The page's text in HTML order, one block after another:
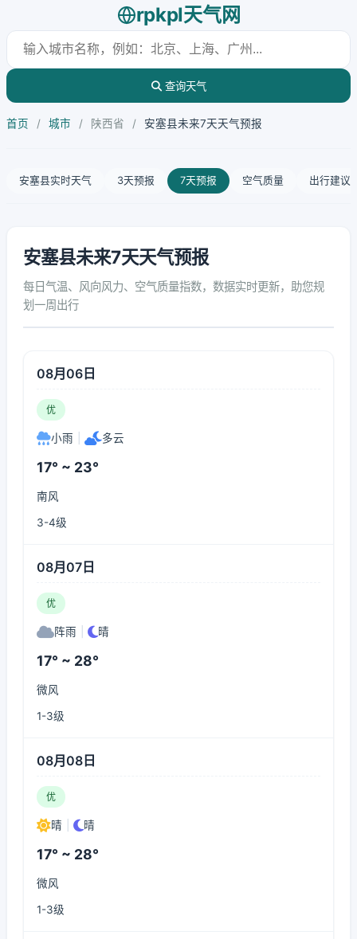
rpkpl天气网
查询天气
首页 / 城市 / 陕西省 / 安塞县未来7天天气预报
安塞县实时天气 3天预报 7天预报 空气质量 出行建议
安塞县未来7天天气预报
每日气温、风向风力、空气质量指数，数据实时更新，助您规
划一周出行
08月06日
优
小雨 多云
17° ~ 23°
南风
3-4级
08月07日
优
阵雨 晴
17° ~ 28°
微风
1-3级
08月08日
优
晴 晴
17° ~ 28°
微风
1-3级